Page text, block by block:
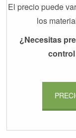
El precio puede
los
¿Necesitas